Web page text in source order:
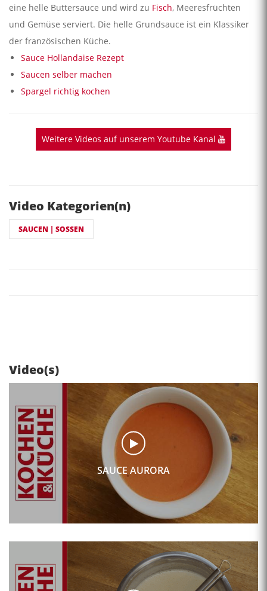
eine helle Buttersauce und wird zu Fisch, Meeresfrüchten
und Gemüse serviert. Die helle Grundsauce ist ein Klassiker
der französischen Küche.
Sauce Hollandaise Rezept
Saucen selber machen
Spargel richtig kochen
Weitere Videos auf unserem Youtube Kanal
Video Kategorien(n)
SAUCEN | SOSSEN
Video(s)
SAUCE AURORA